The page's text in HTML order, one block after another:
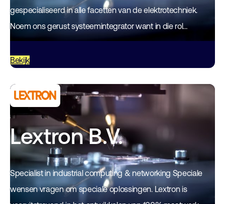
gespecialiseerd in alle facetten van de elektrotechniek.
Noem ons gerust systeemintegrator want in die rol
ontwerpen, realiseren en onderhouden wij technische
systemen…
Bekijk
Lextron B.V.
Specialist in industrial computing & networking Speciale
wensen vragen om speciale oplossingen. Lextron is